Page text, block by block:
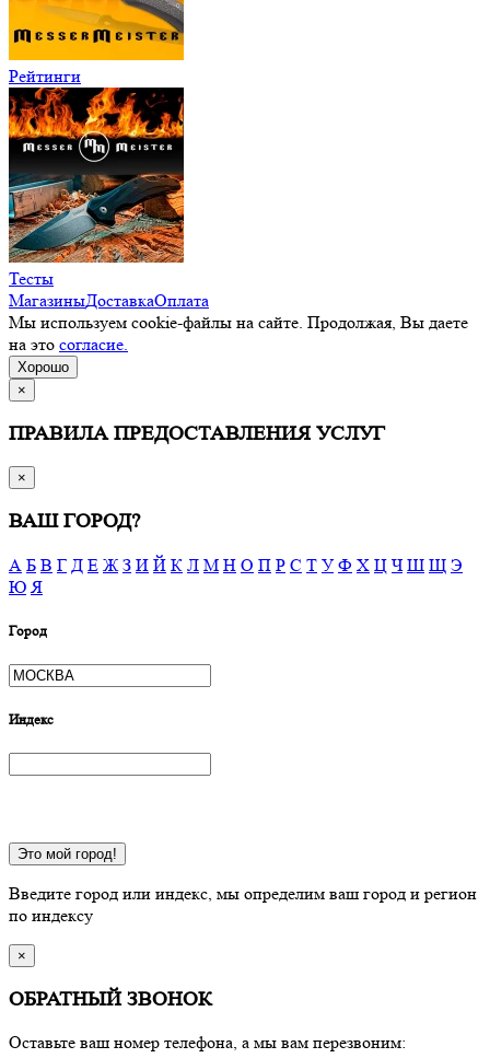
Рейтинги
Тесты
МагазиныДоставкаОплата
Мы используем cookie-файлы на сайте. Продолжая, Вы даете
на это согласие.
Хорошо
×
ПРАВИЛА ПРЕДОСТАВЛЕНИЯ УСЛУГ
×
ВАШ ГОРОД?
А Б В Г Д Е Ж З И Й К Л М Н О П Р С Т У Ф Х Ц Ч Ш Щ Э
Ю Я
Город
Индекс
Это мой город!
Введите город или индекс, мы определим ваш город и регион
по индексу
×
ОБРАТНЫЙ ЗВОНОК
Оставьте ваш номер телефона, а мы вам перезвоним: